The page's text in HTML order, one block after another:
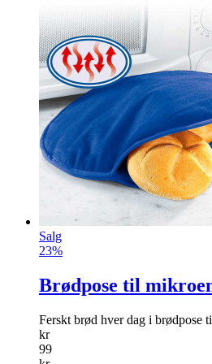
Salg
23%
Brødpose til
Ferskt brød hver dag i brødpose
kr
99